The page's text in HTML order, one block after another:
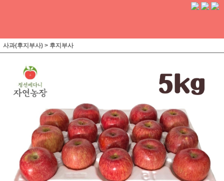
사과(후지부사) > 후지부사